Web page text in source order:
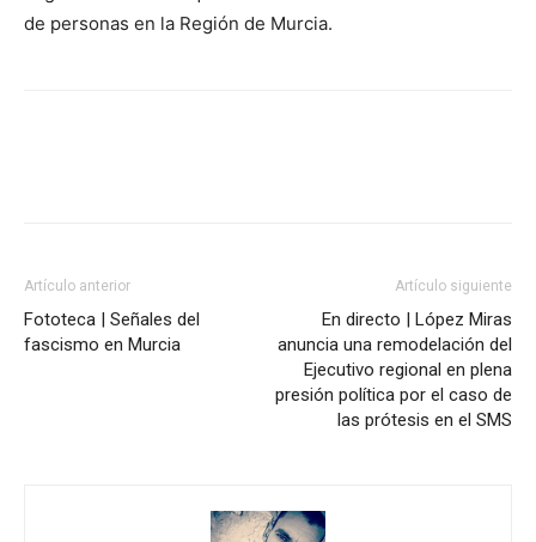
de personas en la Región de Murcia.
Artículo anterior
Fototeca | Señales del
fascismo en Murcia
Artículo siguiente
En directo | López Miras
anuncia una remodelación del
Ejecutivo regional en plena
presión política por el caso de
las prótesis en el SMS